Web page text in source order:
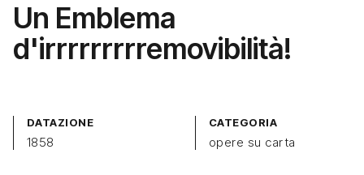
Un Emblema
d'irrrrrrrrremovibilità!
DATAZIONE
1858
CATEGORIA
opere su carta